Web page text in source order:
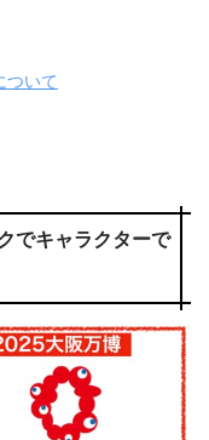
ついて
でキャラクターで